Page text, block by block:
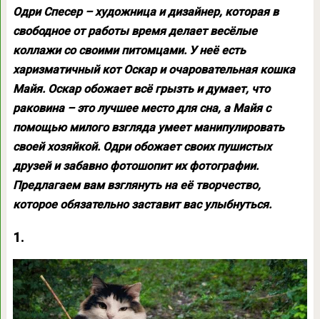
Одри Спесер – художница и дизайнер, которая в
свободное от работы время делает весёлые
коллажи со своими питомцами. У неё есть
харизматичный кот Оскар и очаровательная кошка
Майя. Оскар обожает всё грызть и думает, что
раковина – это лучшее место для сна, а Майя с
помощью милого взгляда умеет манипулировать
своей хозяйкой. Одри обожает своих пушистых
друзей и забавно фотошопит их фотографии.
Предлагаем вам взглянуть на её творчество,
которое обязательно заставит вас улыбнуться.
1.